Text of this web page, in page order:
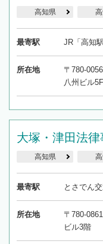
高知県
最寄駅 JR「高知
所在地
〒780-
八州ビル5F
大塚・津田法
高知県
最寄駅 とさでん
所在地
〒780-
ビル3階